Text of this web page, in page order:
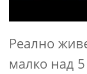
Реално
малко над